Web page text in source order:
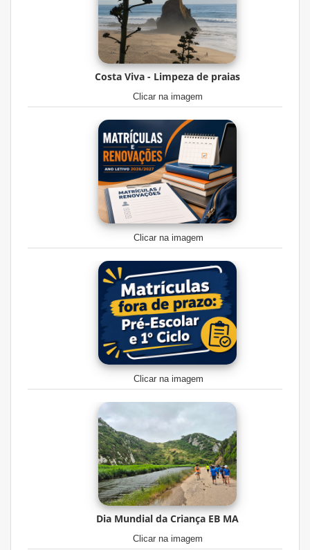
Costa Viva - Limpeza de praias
Clicar na imagem
Clicar na imagem
Clicar na imagem
Dia Mundial da Criança EB MA
Clicar na imagem